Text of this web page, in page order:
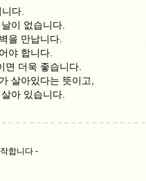
다.
이 없습니다.
을 만납니다.
야 합니다.
면 더욱 좋습니다.
살아있다는 뜻이고,
아 있습니다.
합니다 -